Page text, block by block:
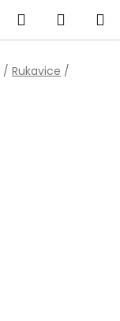
Hledat
KOŠÍK
/ Rukavice /